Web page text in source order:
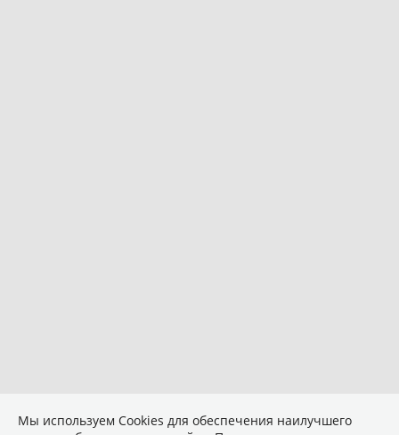
Мы используем Сookies для обеспечения наилучшего